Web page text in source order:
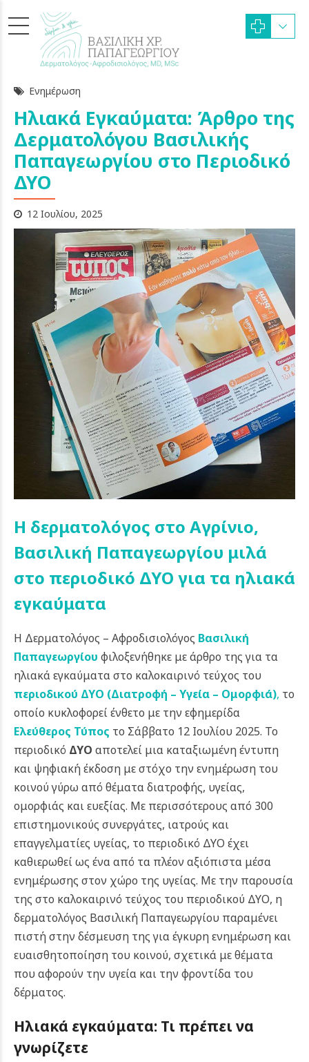
Ενημέρωση
Ηλιακά Εγκαύματα: Άρθρο της
Δερματολόγου Βασιλικής
Παπαγεωργίου στο Περιοδικό
ΔΥΟ
12 Ιουλίου, 2025
Η δερματολόγος στο Αγρίνιο,
Βασιλική Παπαγεωργίου μιλά
στο περιοδικό ΔΥΟ για τα ηλιακά
εγκαύματα
Η Δερματολόγος – Αφροδισιολόγος Βασιλική
Παπαγεωργίου φιλοξενήθηκε με άρθρο της για τα
ηλιακά εγκαύματα στο καλοκαιρινό τεύχος του
περιοδικού ΔΥΟ (Διατροφή – Υγεία – Ομορφιά), το
οποίο κυκλοφορεί ένθετο με την εφημερίδα
Ελεύθερος Τύπος το Σάββατο 12 Ιουλίου 2025. Το
περιοδικό ΔΥΟ αποτελεί μια καταξιωμένη έντυπη
και ψηφιακή έκδοση με στόχο την ενημέρωση του
κοινού γύρω από θέματα διατροφής, υγείας,
ομορφιάς και ευεξίας. Με περισσότερους από 300
επιστημονικούς συνεργάτες, ιατρούς και
επαγγελματίες υγείας, το περιοδικό ΔΥΟ έχει
καθιερωθεί ως ένα από τα πλέον αξιόπιστα μέσα
ενημέρωσης στον χώρο της υγείας. Με την παρουσία
της στο καλοκαιρινό τεύχος του περιοδικού ΔΥΟ, η
δερματολόγος Βασιλική Παπαγεωργίου παραμένει
πιστή στην δέσμευση της για έγκυρη ενημέρωση και
ευαισθητοποίηση του κοινού, σχετικά με θέματα
που αφορούν την υγεία και την φροντίδα του
δέρματος.
Ηλιακά εγκαύματα: Τι πρέπει να
γνωρίζετε